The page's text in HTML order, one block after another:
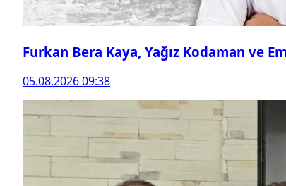
Furkan Bera Kaya, Yağız Kodaman ve
05.08.2026 09:38